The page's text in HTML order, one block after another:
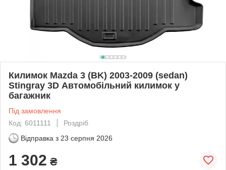
Килимок Mazda 3 (BK) 2003-2009 (sedan)
Stingray 3D Автомобільний килимок у
багажник
Під замовлення
Код: 6011111
Роздріб
Відправка з 23 серпня 2026
1 302 ₴